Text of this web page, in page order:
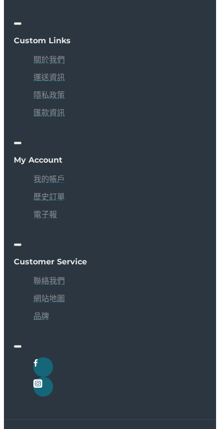
Custom Links
關於我們
運送資訊
隱私政策
匯款資訊
My Account
我的帳戶
歷史訂單
電子報
Customer Service
聯絡我們
網站地圖
品牌